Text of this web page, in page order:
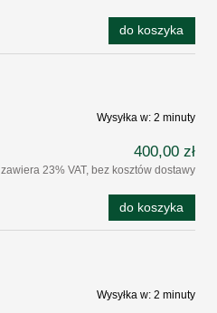
do koszyka
Wysyłka w: 2 minuty
400,00 zł
zawiera 23% VAT, bez kosztów dostawy
do koszyka
Wysyłka w: 2 minuty